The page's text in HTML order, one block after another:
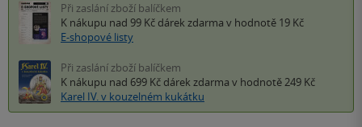
Při zaslání zboží balíčkem
K nákupu nad 99 Kč dárek zdarma v hodnotě 19 Kč
E-shopové listy
Při zaslání zboží balíčkem
K nákupu nad 699 Kč dárek zdarma v hodnotě 249 Kč
Karel IV. v kouzelném kukátku